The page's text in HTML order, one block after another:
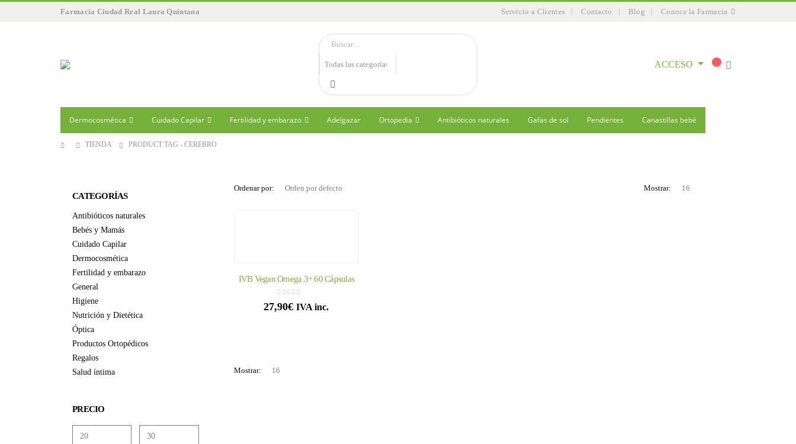
Farmacia Ciudad Real Laura Quintana Servicio a Clientes Contacto Blog Conoce la Farmacia
ACCESO
Dermocosmética Cuidado Capilar Fertilidad y embarazo Adelgazar Ortopedia Antibióticos naturales Gafas de sol Pendientes Canastillas bebé
TIENDA PRODUCT TAG - CEREBRO
Ordenar por: Mostrar:
IVB Vegan Omega 3+ 60 Cápsulas
0out of 5
27,90€ IVA inc.
Mostrar:
CATEGORÍAS
Antibióticos naturales
Bebés y Mamás
Cuidado Capilar
Dermocosmética
Fertilidad y embarazo
General
Higiene
Nutrición y Dietética
Óptica
Productos Ortopédicos
Regalos
Salud íntima
PRECIO